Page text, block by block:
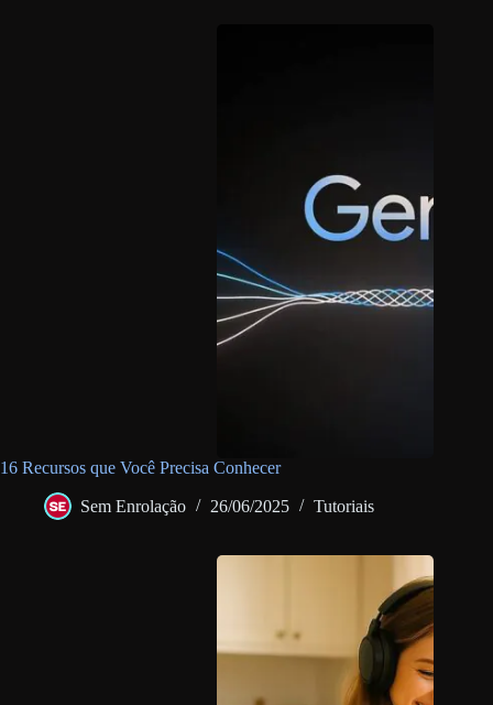
16 Recursos que Você Precisa Conhecer
Sem Enrolação 26/06/2025 Tutoriais